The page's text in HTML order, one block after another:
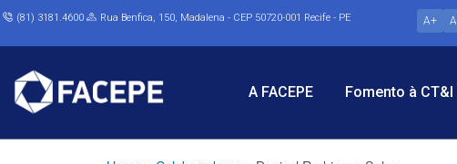
(81) 3181.4600 Rua Benfica, 150, Madalena - CEP 50720-001 Recife - PE A+ A
A FACEPE Fomento à CT&I